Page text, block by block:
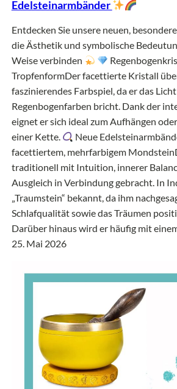
Edelsteinarmbänder
Entdecken Sie unsere neuen,
die Ästhetik und symbolische
Weise verbinden
TropfenformDer facettierte Kristall
faszinierendes Farbspiel, da er das
Regenbogenfarben bricht. Dank der
eignet er sich ideal zum Aufhängen
einer Kette.
Neue
facettiertem, mehrfarbigem
traditionell mit Intuition, innerer
Ausgleich in Verbindung gebracht. In
„Traumstein“ bekannt, da ihm
Schlafqualität sowie das Träumen
Darüber hinaus wird er häufig mit
25. Mai 2026